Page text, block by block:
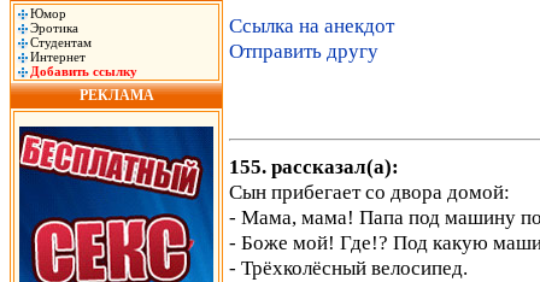
Юмор
Эротика
Студентам
Интернет
Добавить ссылку
РЕКЛАМА
Ссылка на анекдот
Отправить другу
155. рассказал(а):
Сын прибегает со двора домой:
- Мама, мама! Папа под машину
- Боже мой! Где!? Под какую
- Трёхколёсный велосипед.